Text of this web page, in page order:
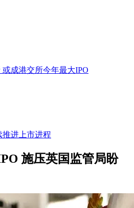
成港交所今年最大IPO
进上市进程
施压英国监管局盼